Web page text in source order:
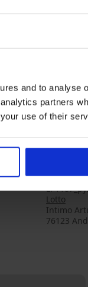
and to analyse
partners
use of their
със спортен
на деколтето и с
с еластичен
6, сиво:
Lotto
Intimo
76123